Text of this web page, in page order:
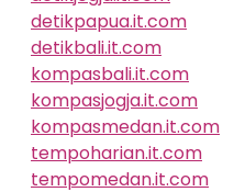
detikpapua.it.com
detikbali.it.com
kompasbali.it.com
kompasjogja.it.com
kompasmedan.it.com
tempoharian.it.com
tempomedan.it.com